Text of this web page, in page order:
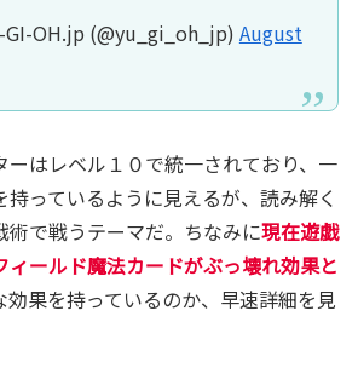
OH.jp (@yu_gi_oh_jp) August
ーはレベル１０で統一されており、一
持っているように見えるが、読み解く
術で戦うテーマだ。ちなみに現在遊戯
ィールド魔法カードがぶっ壊れ効果と
効果を持っているのか、早速詳細を見